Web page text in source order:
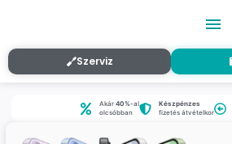
Szerviz
Akár40%-al
olcsóbban
Készpénzes
fizetés átvételkor